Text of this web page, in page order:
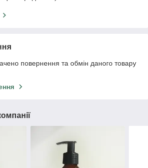
повернення та обмін даного товару